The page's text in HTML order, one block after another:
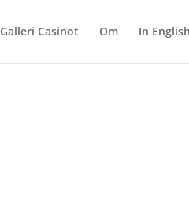
Galleri Casinot Om In English